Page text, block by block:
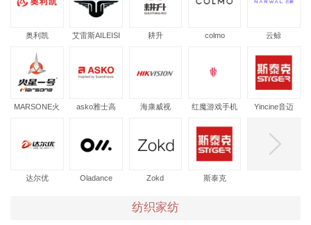
奥利凯 艾雷斯AILEISI 耕升 colmo 云鲸
MARSONE火
asko雅士高 海康威视 红魔游戏手机 Yincine音迈
达尔优 Oladance Zokd 斯泰克
纺织家纺